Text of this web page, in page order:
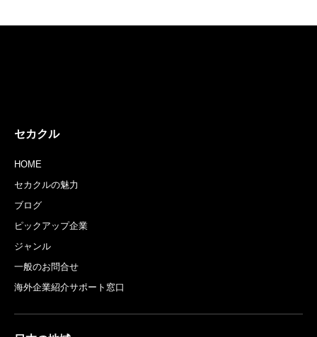
セカクル
HOME
セカクルの魅力
ブログ
ピックアップ企業
ジャンル
一般のお問合せ
海外企業紹介サポート窓口